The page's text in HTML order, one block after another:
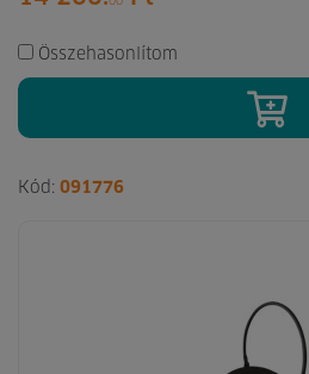
Összehasonlítom
Kód: 091776